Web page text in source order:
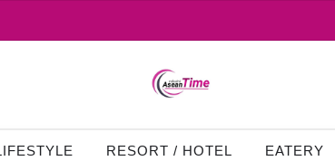
RESORT / HOTEL EATERY